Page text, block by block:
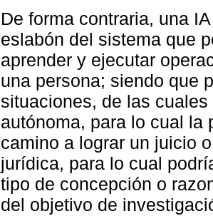
De forma contraria, una
eslabón del sistema que
aprender y ejecutar
una persona; siendo que
situaciones, de las
autónoma, para lo cual la
camino a lograr un juicio
jurídica, para lo cual
tipo de concepción o
del objetivo de